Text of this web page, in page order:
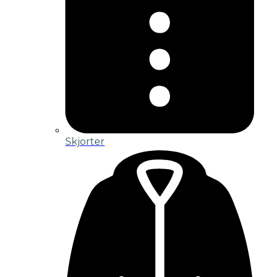
Skjorter